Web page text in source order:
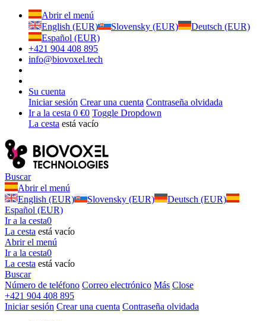
Abrir el menú
English (EUR)
Slovensky (EUR)
Deutsch (EUR)
Español (EUR)
+421 904 408 895
info@biovoxel.tech
Su cuenta
Iniciar sesión Crear una cuenta Contraseña olvidada
Ir a la cesta 0 €0 Toggle Dropdown
La cesta está vacío
Buscar
Abrir el menú
English (EUR)
Slovensky (EUR)
Deutsch (EUR)
Español (EUR)
Ir a la cesta0
La cesta está vacío
Abrir el menú
Ir a la cesta0
La cesta está vacío
Buscar
Número de teléfono Correo electrónico Más Close
+421 904 408 895
Iniciar sesión Crear una cuenta Contraseña olvidada